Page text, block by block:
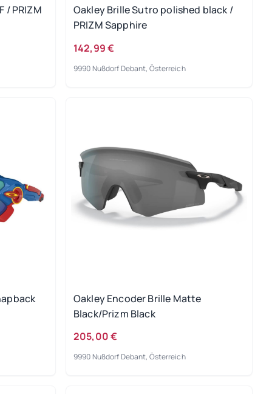
/ PRIZM
Oakley Brille Sutro polished black /
PRIZM Sapphire
142,99 €
9990 Nußdorf Debant, Österreich
Oakley Encoder Brille Matte
Black/Prizm Black
205,00 €
9990 Nußdorf Debant, Österreich